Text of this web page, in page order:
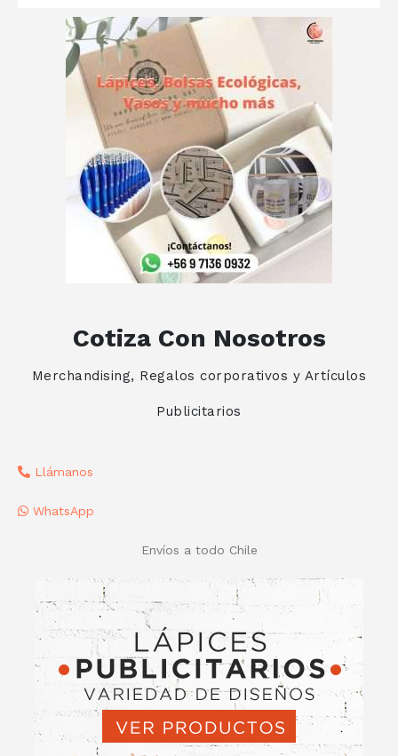
Cotiza Con Nosotros
Merchandising, Regalos corporativos y Artículos
Publicitarios
Llámanos
WhatsApp
Envíos a todo Chile